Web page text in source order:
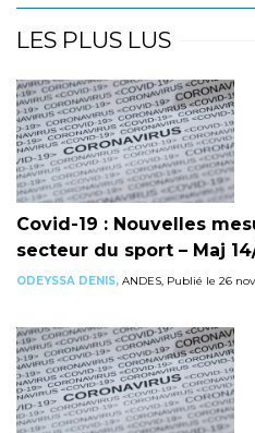
LES PLUS LUS
Covid-19 : Nouvelles
secteur du sport – Maj
ODEYSSA DENIS, ANDES, Publié le 26